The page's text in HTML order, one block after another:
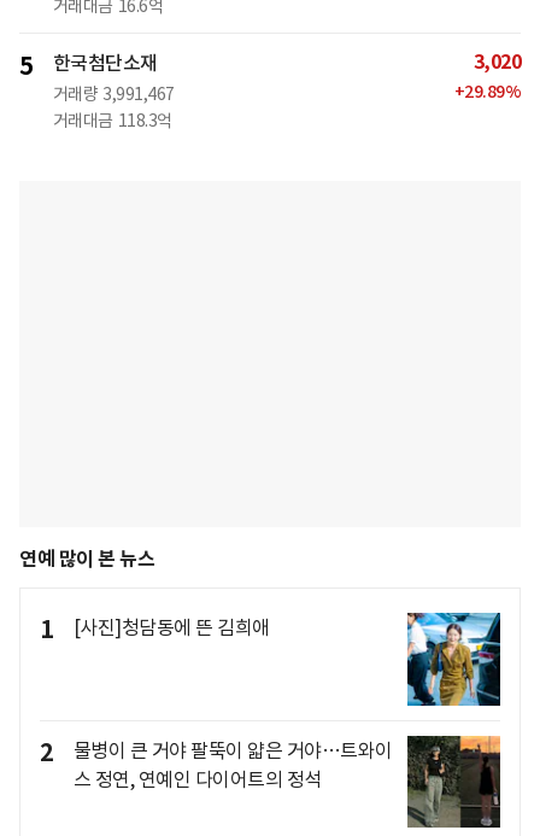
거래대금 16.6억
5 한국첨단소재
거래량 3,991,467
거래대금 118.3억
3,020
+29.89%
연예 많이 본 뉴스
1 [사진]청담동에 뜬 김희애
2
물병이 큰 거야 팔뚝이 얇은 거야…트와이
스 정연, 연예인 다이어트의 정석